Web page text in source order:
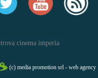
trova cinema imperia
(c) media promotion srl - web agency